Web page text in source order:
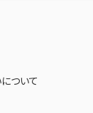
ついて